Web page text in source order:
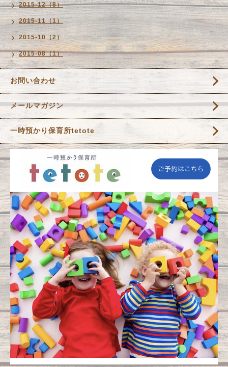
2015-12（8）
2015-11（1）
2015-10（2）
2015-08（1）
お問い合わせ
メールマガジン
一時預かり保育所tetote